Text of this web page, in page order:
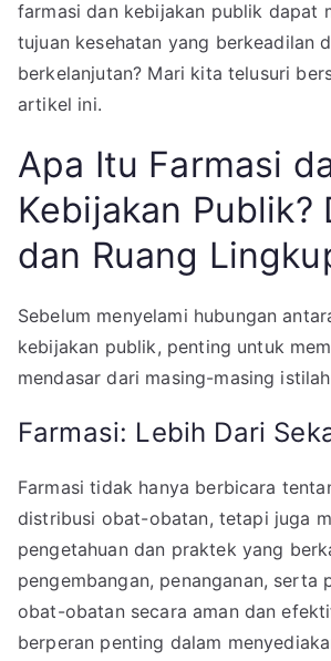
farmasi dan kebijakan publik dapat
tujuan kesehatan yang berkeadilan
berkelanjutan? Mari kita telusuri
artikel ini.
Apa Itu Farmasi
Kebijakan Publik?
dan Ruang
Sebelum menyelami hubungan
kebijakan publik, penting untuk
mendasar dari masing-masing
Farmasi: Lebih Dari
Farmasi tidak hanya berbicara
distribusi obat-obatan, tetapi juga
pengetahuan dan praktek yang
pengembangan, penanganan, serta
obat-obatan secara aman dan
berperan penting dalam